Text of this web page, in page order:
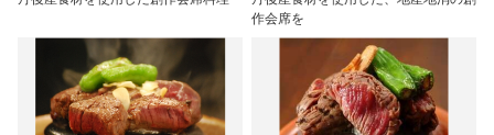
作会席を